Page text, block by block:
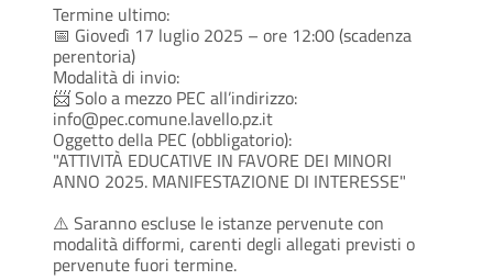
Termine ultimo:
📅 Giovedì 17 luglio 2025 – ore 12:00 (scadenza
perentoria)
Modalità di invio:
📨 Solo a mezzo PEC all’indirizzo:
info@pec.comune.lavello.pz.it
Oggetto della PEC (obbligatorio):
"ATTIVITÀ EDUCATIVE IN FAVORE DEI MINORI
ANNO 2025. MANIFESTAZIONE DI INTERESSE"
⚠️ Saranno escluse le istanze pervenute con
modalità difformi, carenti degli allegati previsti o
pervenute fuori termine.